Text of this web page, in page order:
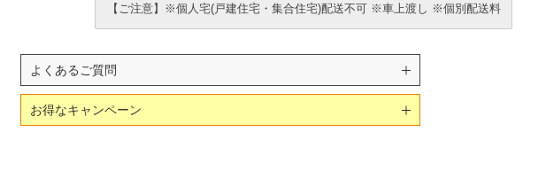
【ご注意】※個人宅(戸建住宅・集合住宅)配送不可 ※車上渡し ※個別配送料
よくあるご質問
お得なキャンペーン